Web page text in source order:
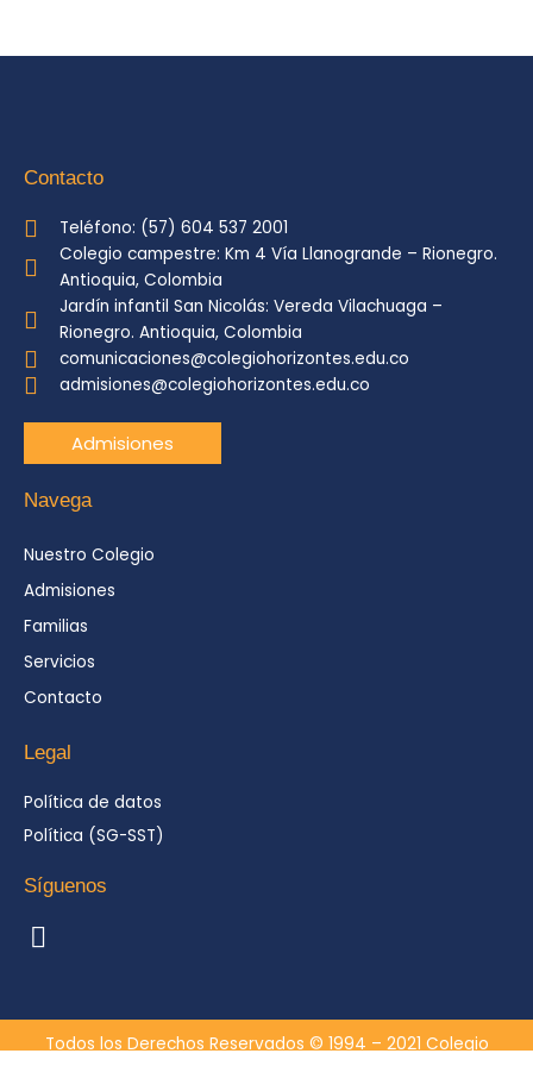
Contacto
Teléfono: (57) 604 537 2001
Colegio campestre: Km 4 Vía Llanogrande – Rionegro.
Antioquia, Colombia
Jardín infantil San Nicolás: Vereda Vilachuaga –
Rionegro. Antioquia, Colombia
comunicaciones@colegiohorizontes.edu.co
admisiones@colegiohorizontes.edu.co
Admisiones
Navega
Nuestro Colegio
Admisiones
Familias
Servicios
Contacto
Legal
Política de datos
Política (SG-SST)
Síguenos
I
t
aTodos los Derechos Reservados © 1994 – 2021 Colegio